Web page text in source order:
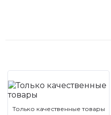
Только качественные товары